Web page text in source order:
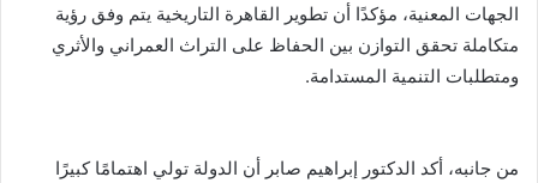
الجهات المعنية، مؤكدًا أن تطوير القاهرة التاريخية يتم وفق رؤية
متكاملة تحقق التوازن بين الحفاظ على التراث العمراني والأثري
ومتطلبات التنمية المستدامة.
من جانبه، أكد الدكتور إبراهيم صابر أن الدولة تولي اهتمامًا كبيرًا